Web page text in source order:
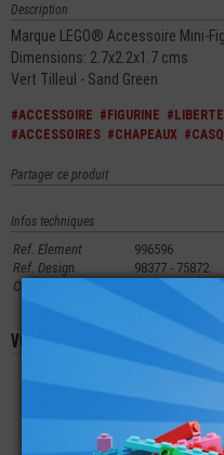
Description
Marque LEGO® Accessoire Mini-
Dimensions: 2.7x2.2x1.7 cms
Vert Tilleul - Sand Green
#ACCESSOIRE #FIGURINE #LIBERTE
#ACCESSOIRES #CHAPEAUX
Partager ce produit
Infos techniques
Ref. Element
996596
Ref. Design
98377 - 75872
Couleur
48 - Vert Tilleul
Vous aimerez aussi les